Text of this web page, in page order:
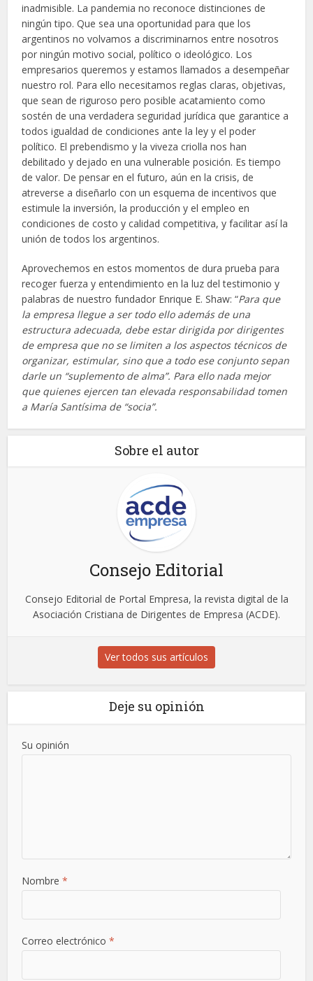
inadmisible. La pandemia no reconoce distinciones de
ningún tipo. Que sea una oportunidad para que los
argentinos no volvamos a discriminarnos entre nosotros
por ningún motivo social, político o ideológico. Los
empresarios queremos y estamos llamados a desempeñar
nuestro rol. Para ello necesitamos reglas claras, objetivas,
que sean de riguroso pero posible acatamiento como
sostén de una verdadera seguridad jurídica que garantice a
todos igualdad de condiciones ante la ley y el poder
político. El prebendismo y la viveza criolla nos han
debilitado y dejado en una vulnerable posición. Es tiempo
de valor. De pensar en el futuro, aún en la crisis, de
atreverse a diseñarlo con un esquema de incentivos que
estimule la inversión, la producción y el empleo en
condiciones de costo y calidad competitiva, y facilitar así la
unión de todos los argentinos.
Aprovechemos en estos momentos de dura prueba para
recoger fuerza y entendimiento en la luz del testimonio y
palabras de nuestro fundador Enrique E. Shaw: “Para que
la empresa llegue a ser todo ello además de una
estructura adecuada, debe estar dirigida por dirigentes
de empresa que no se limiten a los aspectos técnicos de
organizar, estimular, sino que a todo ese conjunto sepan
darle un “suplemento de alma”. Para ello nada mejor
que quienes ejercen tan elevada responsabilidad tomen
a María Santísima de “socia”.
Sobre el autor
Consejo Editorial
Consejo Editorial de Portal Empresa, la revista digital de la
Asociación Cristiana de Dirigentes de Empresa (ACDE).
Ver todos sus artículos
Deje su opinión
Su opinión
Nombre*
Correo electrónico*